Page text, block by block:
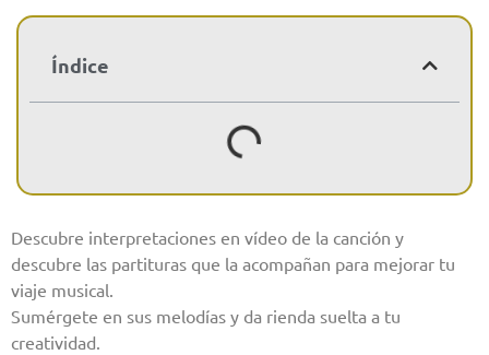
Índice
Descubre interpretaciones en vídeo de la canción y
descubre las partituras que la acompañan para mejorar tu
viaje musical.
Sumérgete en sus melodías y da rienda suelta a tu
creatividad.